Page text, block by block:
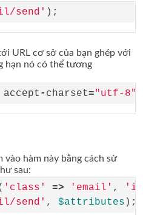
send'
URL cơ sở của bạn ghép với
hạn nó có thể tương
accept - charset="utf-8"
hàm này bằng cách sử
sau:
'class' => 'email' ,
send' , $attributes